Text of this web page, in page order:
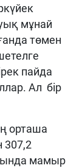
мұнай
төмен
пайда
Ал бір
орташа
307,2
мамыр